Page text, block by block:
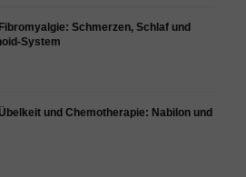
Schmerzen, Schlaf und
System
und Chemotherapie: Nabilon und